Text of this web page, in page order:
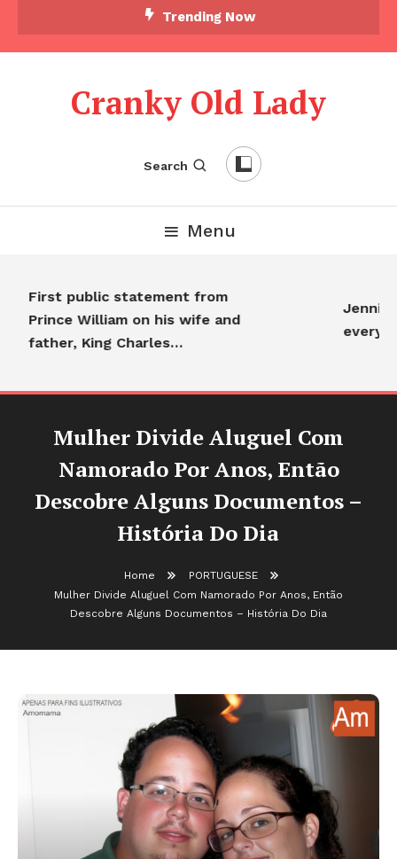
Trending Now
Cranky Old Lady
Search
Menu
First public statement from
Prince William on his wife and
father, King Charles…
Mulher Divide Aluguel Com
Namorado Por Anos, Então
Descobre Alguns Documentos –
História Do Dia
Home
PORTUGUESE
Mulher Divide Aluguel Com Namorado Por Anos, Então
Descobre Alguns Documentos – História Do Dia